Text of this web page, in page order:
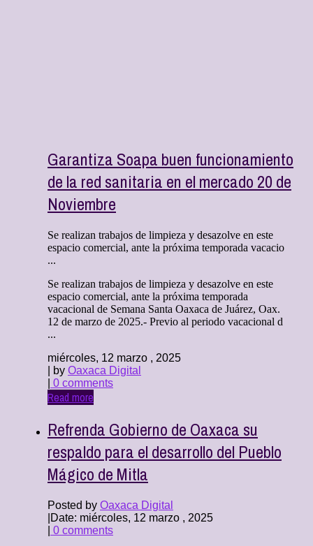
Garantiza Soapa buen funcionamiento
de la red sanitaria en el mercado 20 de
Noviembre
Se realizan trabajos de limpieza y desazolve en este
espacio comercial, ante la próxima temporada vacacio
...
Se realizan trabajos de limpieza y desazolve en este
espacio comercial, ante la próxima temporada
vacacional de Semana Santa Oaxaca de Juárez, Oax.
12 de marzo de 2025.- Previo al periodo vacacional d
...
miércoles, 12 marzo , 2025
| by Oaxaca Digital
0 comments
Read more
Refrenda Gobierno de Oaxaca su
respaldo para el desarrollo del Pueblo
Mágico de Mitla
Posted by Oaxaca Digital
Date: miércoles, 12 marzo , 2025
0 comments